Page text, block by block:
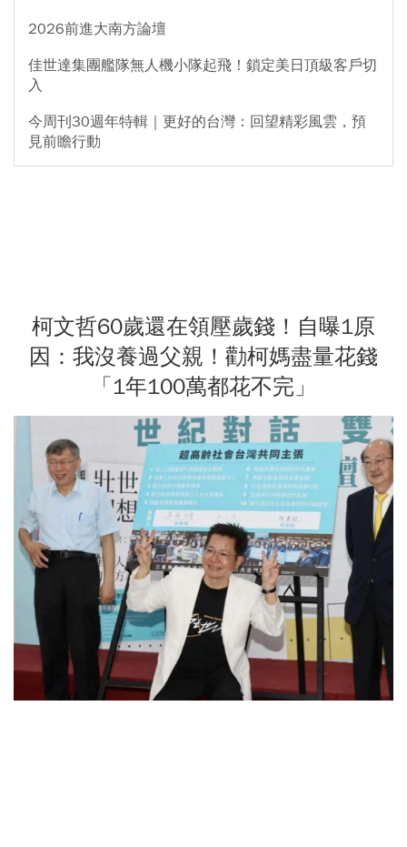
2026前進大南方論壇
佳世達集團艦隊無人機小隊起飛！鎖定美日頂級客戶切
入
今周刊30週年特輯｜更好的台灣：回望精彩風雲，預
見前瞻行動
柯文哲60歲還在領壓歲錢！自曝1原
因：我沒養過父親！勸柯媽盡量花錢
「1年100萬都花不完」